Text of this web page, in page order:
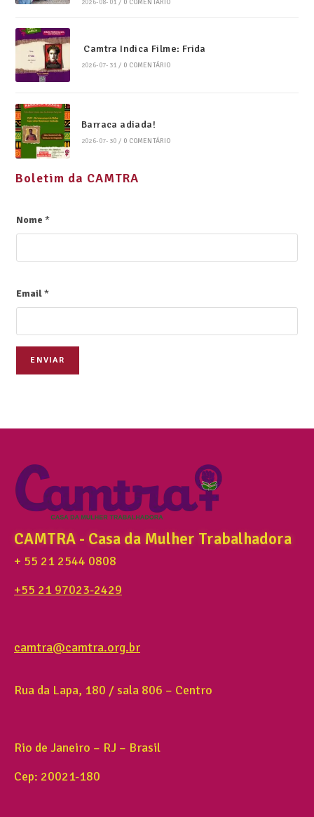
2026-08-01 / 0 COMENTÁRIO
Camtra Indica Filme: Frida
2026-07-31 / 0 COMENTÁRIO
Barraca adiada!
2026-07-30 / 0 COMENTÁRIO
Boletim da CAMTRA
Nome*
Email*
ENVIAR
CAMTRA - Casa da Mulher Trabalhadora
+ 55 21 2544 0808
+55 21 97023-2429
camtra@camtra.org.br
Rua da Lapa, 180 / sala 806 – Centro
Rio de Janeiro – RJ – Brasil
Cep: 20021-180